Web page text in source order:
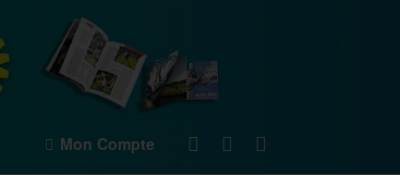
Mon Compte